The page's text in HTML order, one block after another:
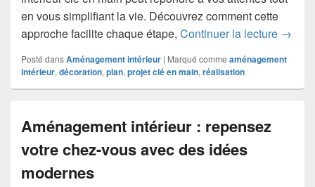
en vous simplifiant la vie. Découvrez comment cette
approche facilite chaque étape, Continuer la lecture →
Posté dansAménagement intérieur | Marqué comme aménagement
intérieur, décoration, plan, projet clé en main, réalisation
Aménagement intérieur : repensez
votre chez-vous avec des idées
modernes